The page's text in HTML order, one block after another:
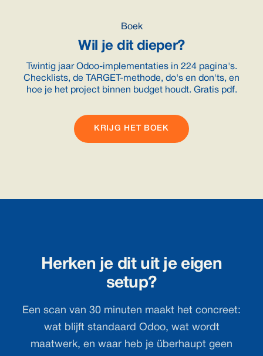
Boek
Wil je dit dieper?
Twintig jaar Odoo-implementaties in 224 pagina's.
Checklists, de TARGET-methode, do's en don'ts, en
hoe je het project binnen budget houdt. Gratis pdf.
KRIJG HET BOEK
Herken je dit uit je eigen
setup?
Een scan van 30 minuten maakt het concreet:
wat blijft standaard Odoo, wat wordt
maatwerk, en waar heb je überhaupt geen